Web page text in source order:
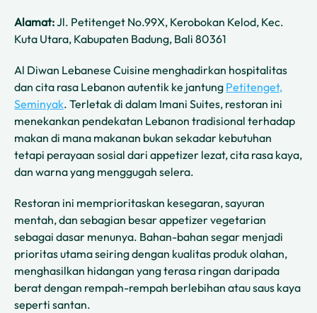
Alamat:Jl. Petitenget No.99X, Kerobokan Kelod, Kec.
Kuta Utara, Kabupaten Badung, Bali 80361
Al Diwan Lebanese Cuisine menghadirkan hospitalitas
dan cita rasa Lebanon autentik ke jantung Petitenget,
Seminyak. Terletak di dalam Imani Suites, restoran ini
menekankan pendekatan Lebanon tradisional terhadap
makan di mana makanan bukan sekadar kebutuhan
tetapi perayaan sosial dari appetizer lezat, cita rasa kaya,
dan warna yang menggugah selera.
Restoran ini memprioritaskan kesegaran, sayuran
mentah, dan sebagian besar appetizer vegetarian
sebagai dasar menunya. Bahan-bahan segar menjadi
prioritas utama seiring dengan kualitas produk olahan,
menghasilkan hidangan yang terasa ringan daripada
berat dengan rempah-rempah berlebihan atau saus kaya
seperti santan.